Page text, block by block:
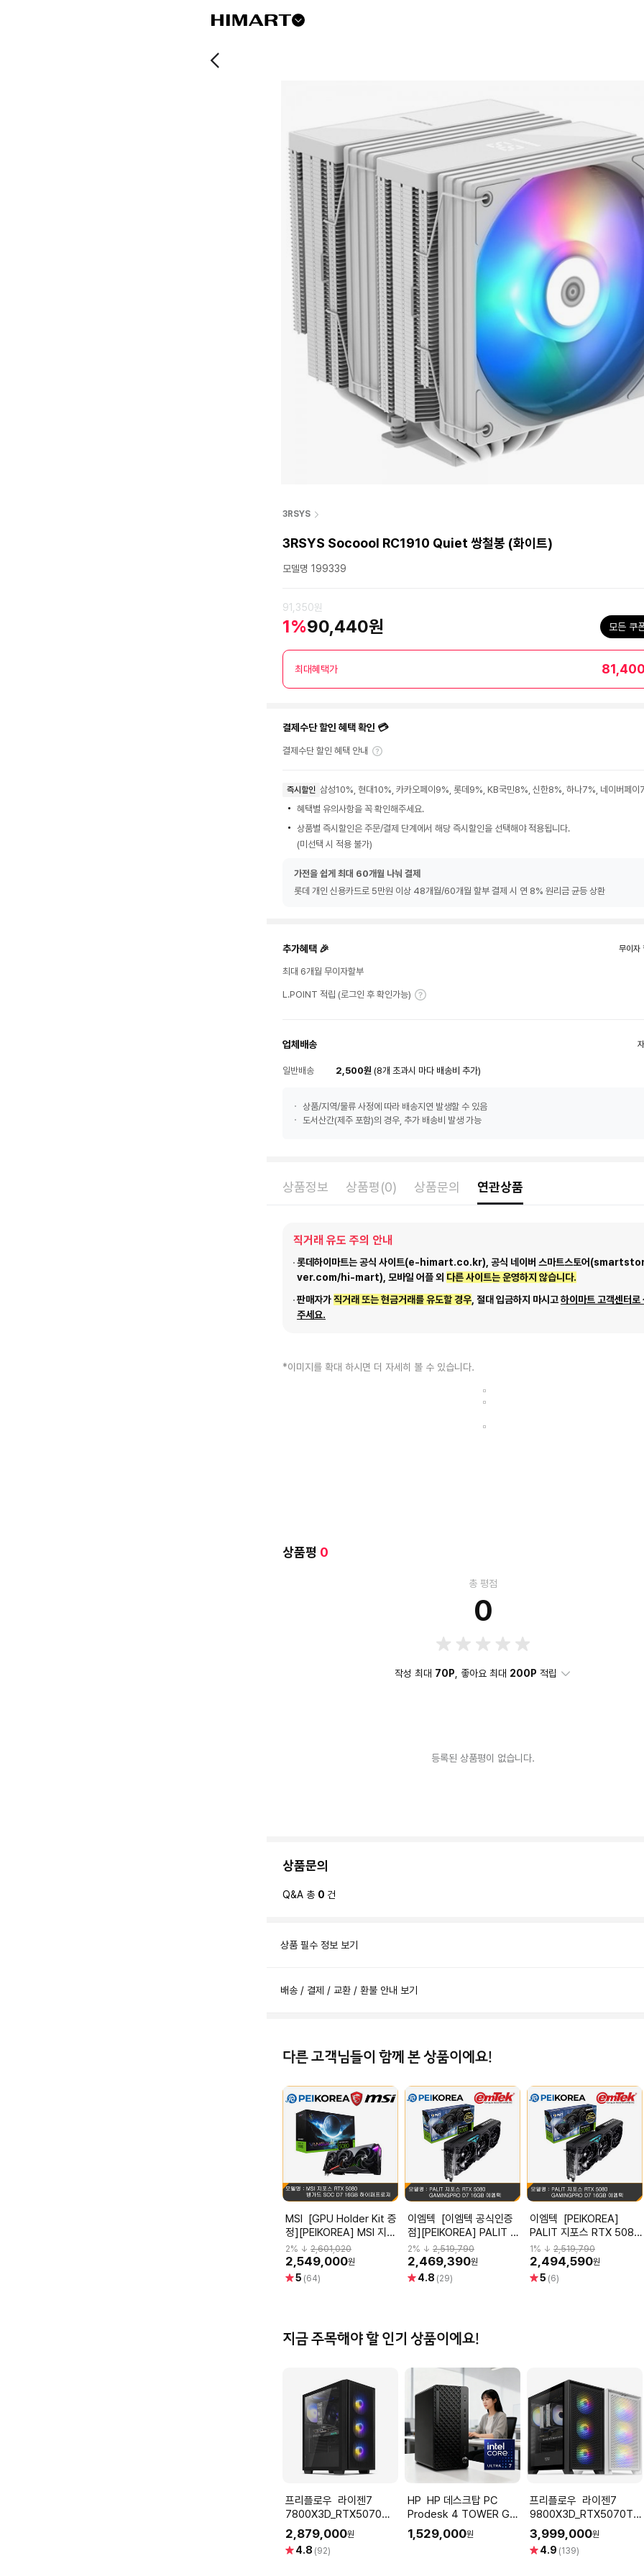
3RSYS
3RSYS Socoool RC1910 Quiet 쌍철봉 (화이트)
모델명 199339
91,350원
1%90,440원 모든 쿠
최대혜택가
결제수단 할인 혜택 확인 💳
결제수단 할인 혜택 안내
즉시할인 삼성10%, 현대10%, 카카오페이9%, 롯데9%, KB국민8%, 신한8%, 하나7%, 네이버페이
혜택별 유의사항을 꼭 확인해주세요.
상품별 즉시할인은 주문/결제 단계에서 해당 즉시할인을 선택해야 적용됩니다.
(미선택 시 적용 불가)
가전을 쉽게 최대 60개월 나눠 결제
롯데 개인 신용카드로 5만원 이상 48개월/60개월 할부 결제 시 연 8% 원리금 균등 상환
추가혜택 🎉 무이자
최대 6개월 무이자할부
L.POINT 적립 (로그인 후 확인가능)
업체배송
일반배송 2,500원 (8개 초과시 마다 배송비 추가)
상품/지역/물류 사정에 따라 배송지연 발생할 수 있음
도서산간(제주 포함)의 경우, 추가 배송비 발생 가능
상품정보 상품평(0) 상품문의 연관상품
직거래 유도 주의 안내
롯데하이마트는 공식 사이트(e-himart.co.kr), 공식 네이버 스마트스토어
ver.com/hi-mart), 모바일 어플 외 다른 사이트는 운영하지 않습니다.
판매자가직거래 또는 현금거래를 유도할 경우 , 절대 입금하지 마시고하이마트 고객센터로
주세요.
*이미지를 확대 하시면 더 자세히 볼 수 있습니다.
상품평 0
총 평점
0
작성 최대 70P , 좋아요 최대 200P 적립
등록된 상품평이 없습니다.
상품문의
Q&A 총 0 건
상품 필수 정보 보기
배송 / 결제 / 교환 / 환불 안내 보기
다른 고객님들이 함께 본 상품이에요!
MSI [GPU Holder Kit 증
정][PEIKOREA] MSI 지포
스 RTX 5080 뱅가드
SOC D7 16GB 하이퍼프
로져
2% ↓ 2,601,020
2,549,000원
별 5 (64)
이엠텍 [이엠텍 공식인증
점][PEIKOREA] PALIT 지
포스 RTX 5080
GAMINGPRO D7 16GB
이엠텍
2% ↓ 2,519,790
2,469,390원
별 4.8 (29)
이엠텍 [PEIKOREA]
PALIT 지포스 RTX 5080
GAMINGPRO D7 16GB
이엠텍
1 % ↓ 2,519,790
2,494,590원
별 5 (6)
지금 주목해야 할 인기 상품이에요!
프리플로우 라이젠7
7800X3D_RTX5070
12GB 컴퓨터본체
(ULTRA GAMING X7
A57L) AMD 게이밍컴퓨
2,879,000원
별 4.8 (92)
HP HP 데스크탑 PC
Prodesk 4 TOWER G1i
울트라7 265 OS미포함
1,529,000원
프리플로우 라이젠7
9800X3D_RTX5070TI
컴퓨터본체 (ULTRA
GAMING X98 X57TI)
AMD 게이밍컴퓨터 조립
3,999,000원
별 4.9 (139)